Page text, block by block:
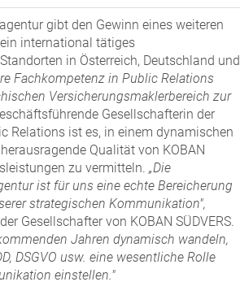
gibt den Gewinn eines weiteren
ein international tätiges
in Österreich, Deutschland und
Fachkompetenz in Public Relations
Versicherungsmaklerbereich zur
Gesellschafterin der
Relations ist es, in einem dynamischen
Qualität von KOBAN
zu vermitteln. „Die
ist für uns eine echte Bereicherung
strategischen Kommunikation",
Gesellschafter von KOBAN SÜDVERS.
Jahren dynamisch wandeln,
DSGVO usw. eine wesentliche Rolle
einstellen."